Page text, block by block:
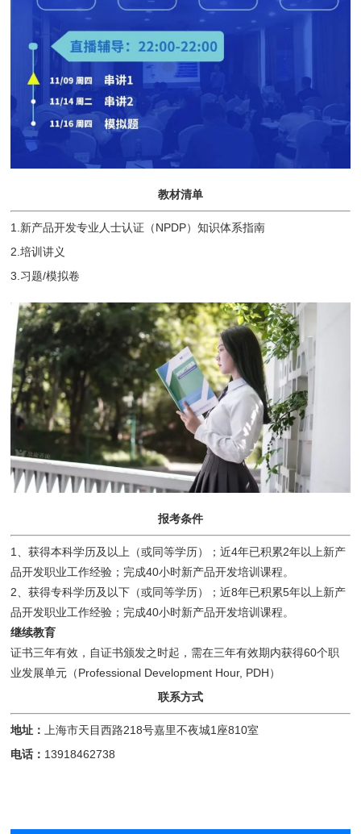
教材清单
1.新产品开发专业人士认证（NPDP）知识体系指南
2.培训讲义
3.习题/模拟卷
报考条件
1、获得本科学历及以上（或同等学历）；近4年已积累2年以上新产
品开发职业工作经验；完成40小时新产品开发培训课程。
2、获得专科学历及以下（或同等学历）；近8年已积累5年以上新产
品开发职业工作经验；完成40小时新产品开发培训课程。
继续教育
证书三年有效，自证书颁发之时起，需在三年有效期内获得60个职
业发展单元（Professional Development Hour, PDH）
联系方式
地址：上海市天目西路218号嘉里不夜城1座810室
电话： 13918462738